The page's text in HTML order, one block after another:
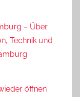
– Über
Technik und
öffnen